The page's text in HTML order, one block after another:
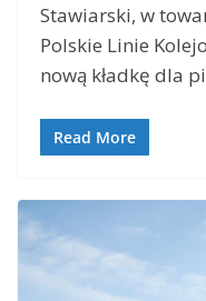
Stawiarski, w
Polskie Linie
nową kładkę dla
Read More